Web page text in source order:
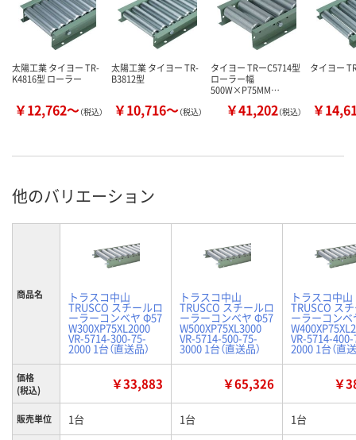
太陽工業 タイヨー TR-
K4816型 ローラー
￥12,762～（税込）
太陽工業 タイヨー TR-
B3812型
￥10,716～（税込）
タイヨー TRーC5714型
ローラー幅
500W×P75MM…
￥41,202（税込）
タイヨー
￥
他のバリエーション
商品名 トラスコ中山
TRUSCO スチールロ
ーラーコンベヤ Φ57
W300XP75XL2000
VR-5714-300-75-
2000 1台（直送品）
トラスコ中山
TRUSCO スチールロ
ーラーコンベヤ Φ57
W500XP75XL3000
VR-5714-500-75-
3000 1台（直送品）
トラスコ中山
TRUSCO ス
ーラーコン
VR-5714-
2000 1台（直
価格
(税込)
￥33,883 ￥65,326 ￥
販売単位 1台 1台 1台